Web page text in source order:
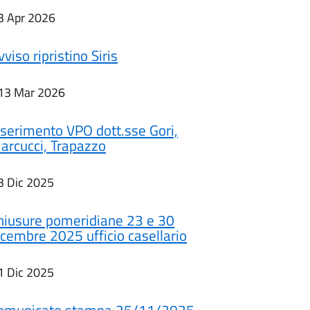
Apr 2026
ripristino Siris
Mar 2026
VPO dott.sse Gori,
Trapazzo
Dic 2025
pomeridiane 23 e 30
2025 ufficio casellario
Dic 2025